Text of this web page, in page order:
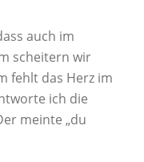
auch im
scheitern wir
fehlt das Herz im
ich die
meinte „du